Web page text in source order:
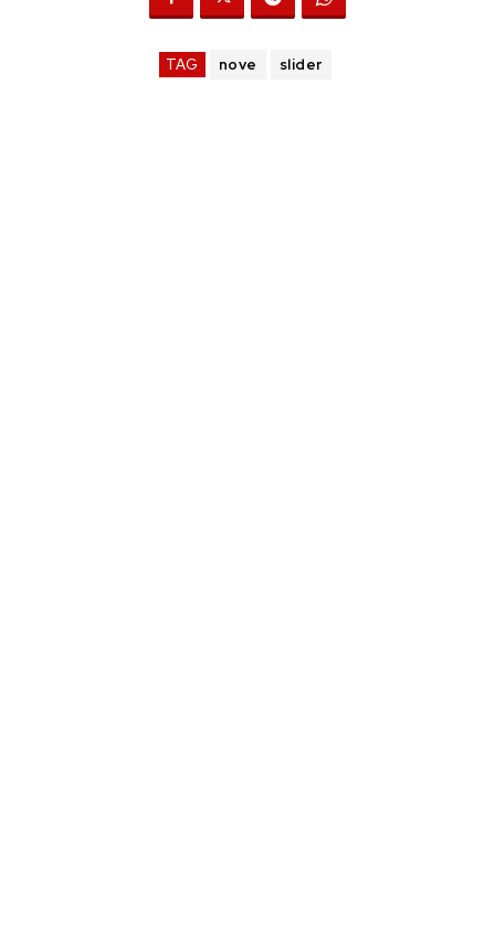
TAG nove slider